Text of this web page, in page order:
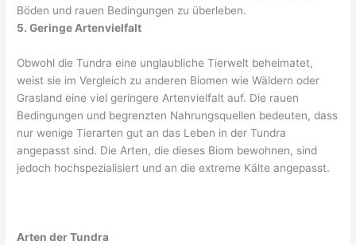
Böden und rauen Bedingungen zu überleben.
5. Geringe Artenvielfalt
Obwohl die Tundra eine unglaubliche Tierwelt beheimatet,
weist sie im Vergleich zu anderen Biomen wie Wäldern oder
Grasland eine viel geringere Artenvielfalt auf. Die rauen
Bedingungen und begrenzten Nahrungsquellen bedeuten, dass
nur wenige Tierarten gut an das Leben in der Tundra
angepasst sind. Die Arten, die dieses Biom bewohnen, sind
jedoch hochspezialisiert und an die extreme Kälte angepasst.
Arten der Tundra